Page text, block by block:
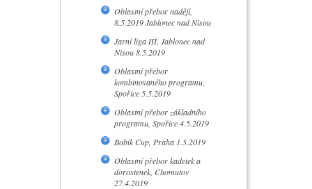
Oblastní přebor nadějí,
8.5.2019 Jablonec nad Nisou
Jarní liga III, Jablonec nad
Nisou 8.5.2019
Oblastní přebor
kombinovaného programu,
Spořice 5.5.2019
Oblastní přebor základního
programu, Spořice 4.5.2019
Bobík Cup, Praha 1.5.2019
Oblastní přebor kadetek a
dorostenek, Chomutov
27.4.2019